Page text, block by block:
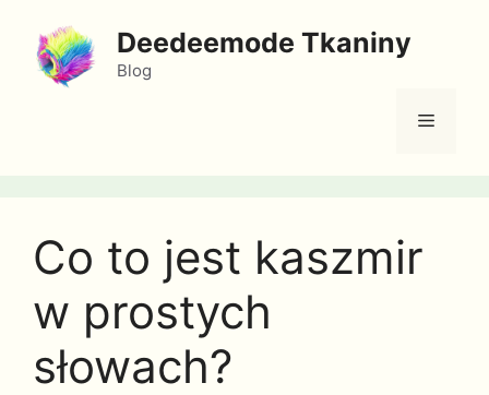
treści
Deedeemode Tkaniny
Blog
Menu
Co to jest kaszmir
w prostych
słowach?